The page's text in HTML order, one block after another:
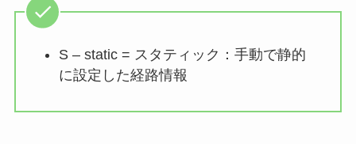
S – static = スタティック：手動で静的
に設定した経路情報